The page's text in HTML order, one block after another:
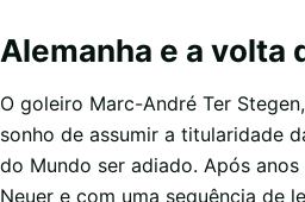
Alemanha e a volta
O goleiro Marc-André Ter
sonho de assumir a titularidade
do Mundo ser adiado. Após
Neuer e com uma sequência de